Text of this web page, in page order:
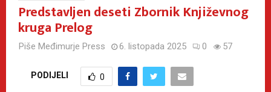
Predstavljen deseti Zbornik Književnog
kruga Prelog
Piše Međimurje Press 6. listopada 2025 0 57
PODIJELI 0